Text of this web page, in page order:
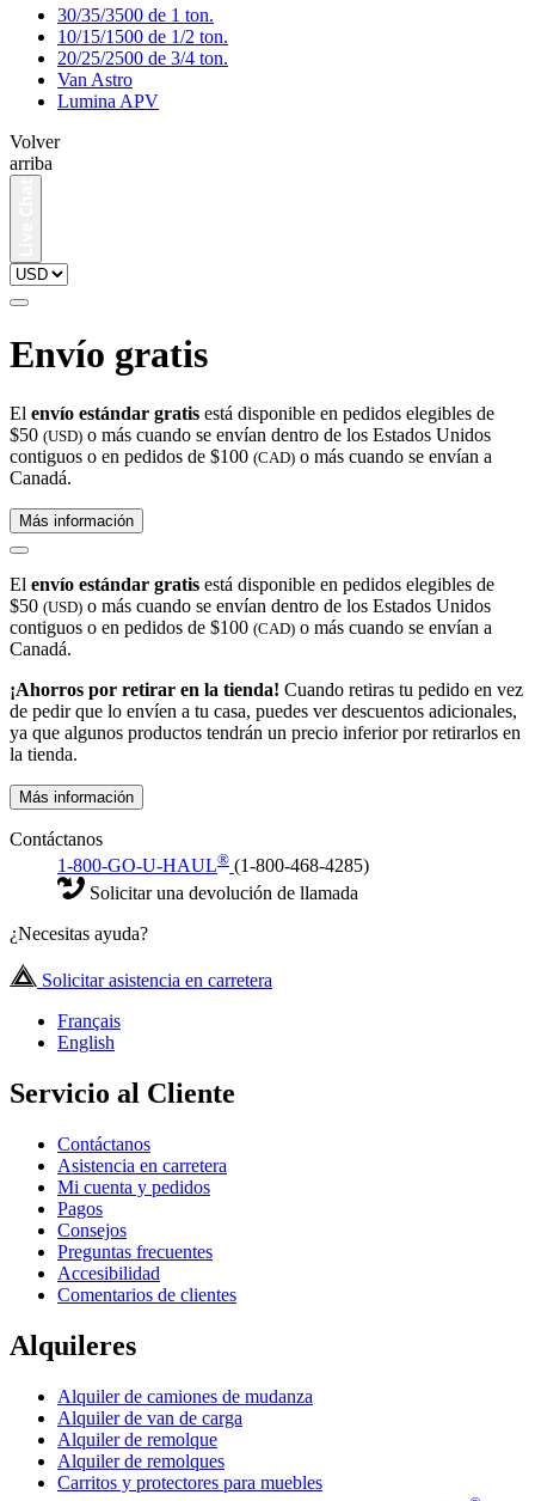
30/35/3500 de 1 ton.
10/15/1500 de 1/2 ton.
20/25/2500 de 3/4 ton.
Van Astro
Lumina APV
Volver
arriba
Envío gratis
El envío estándar gratis está disponible en pedidos elegibles de
$50 (USD) o más cuando se envían dentro de los Estados Unidos
contiguos o en pedidos de $100 (CAD) o más cuando se envían a
Canadá.
Más información
El envío estándar gratis está disponible en pedidos elegibles de
$50 (USD) o más cuando se envían dentro de los Estados Unidos
contiguos o en pedidos de $100 (CAD) o más cuando se envían a
Canadá.
¡Ahorros por retirar en la tienda! Cuando retiras tu pedido en vez
de pedir que lo envíen a tu casa, puedes ver descuentos adicionales,
ya que algunos productos tendrán un precio inferior por retirarlos en
la tienda.
Más información
Contáctanos
1-800-GO-U-HAUL® (1-800-468-4285)
Solicitar una devolución de llamada
¿Necesitas ayuda?
Solicitar asistencia en carretera
Français
English
Servicio al Cliente
Contáctanos
Asistencia en carretera
Mi cuenta y pedidos
Pagos
Consejos
Preguntas frecuentes
Accesibilidad
Comentarios de clientes
Alquileres
Alquiler de camiones de mudanza
Alquiler de van de carga
Alquiler de remolque
Alquiler de remolques
Carritos y protectores para muebles